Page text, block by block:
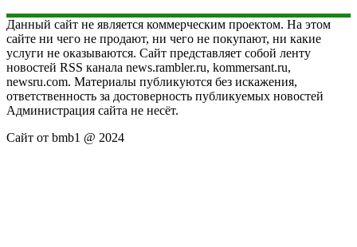
Данный сайт не является коммерческим проектом. На этом
сайте ни чего не продают, ни чего не покупают, ни какие
услуги не оказываются. Сайт представляет собой ленту
новостей RSS канала news.rambler.ru, kommersant.ru,
newsru.com. Материалы публикуются без искажения,
ответственность за достоверность публикуемых новостей
Администрация сайта не несёт.
Сайт от bmb1 @ 2024